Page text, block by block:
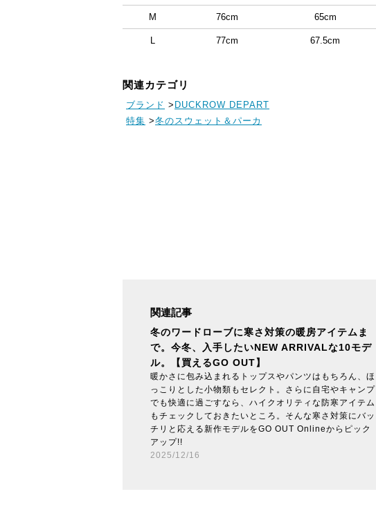
M 76cm 65cm
L 77cm 67.5cm
関連カテゴリ
ブランド > DUCKROW DEPART
特集 >冬のスウェット＆パーカ
関連記事
冬のワードローブに寒さ対策の暖房アイテムま
で。今冬、入手したいNEW ARRIVALな10モデ
ル。【買えるGO OUT】
暖かさに包み込まれるトップスやパンツはもちろん、ほ
っこりとした小物類もセレクト。さらに自宅やキャンプ
でも快適に過ごすなら、ハイクオリティな防寒アイテム
もチェックしておきたいところ。そんな寒さ対策にバッ
チリと応える新作モデルをGO OUT Onlineからピック
アップ!!
2025/12/16